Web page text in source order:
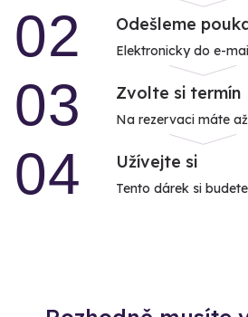
02 Odešleme
Elektronicky do e-
03 Zvolte si termín
Na rezervaci máte
04 Užívejte si
Tento dárek si